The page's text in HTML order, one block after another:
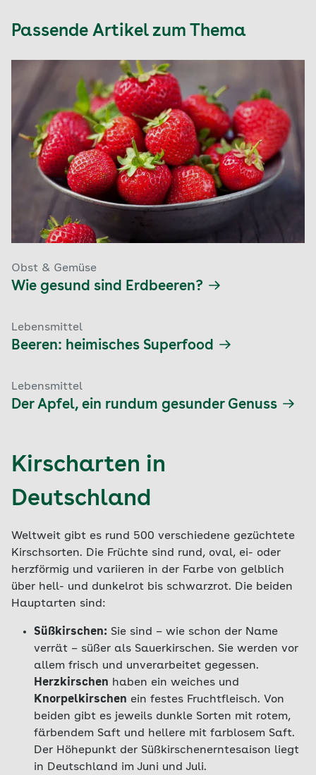
Passende Artikel zum Thema
Obst & Gemüse
Wie gesund sind Erdbeeren?
Lebensmittel
Beeren: heimisches Superfood
Lebensmittel
Der Apfel, ein rundum gesunder Genuss
Kirscharten in
Deutschland
Weltweit gibt es rund 500 verschiedene gezüchtete
Kirschsorten. Die Früchte sind rund, oval, ei- oder
herzförmig und variieren in der Farbe von gelblich
über hell- und dunkelrot bis schwarzrot. Die beiden
Hauptarten sind:
Süßkirschen: Sie sind – wie schon der Name
verrät – süßer als Sauerkirschen. Sie werden vor
allem frisch und unverarbeitet gegessen.
Herzkirschen haben ein weiches und
Knorpelkirschen ein festes Fruchtfleisch. Von
beiden gibt es jeweils dunkle Sorten mit rotem,
färbendem Saft und hellere mit farblosem Saft.
Der Höhepunkt der Süßkirschenerntesaison liegt
in Deutschland im Juni und Juli.